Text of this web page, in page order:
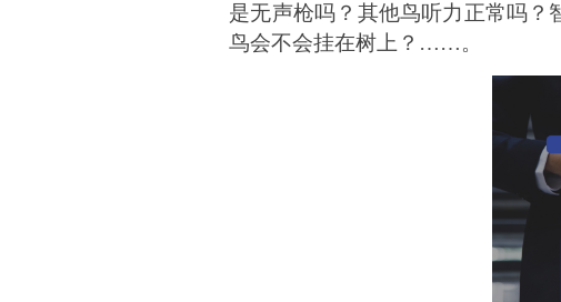
是无声枪吗？其他鸟听力正常吗
鸟会不会挂在树上？……。